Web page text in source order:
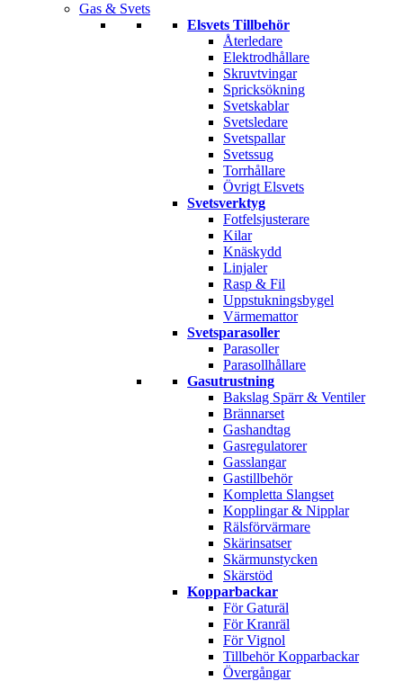
Gas & Svets
Elsvets Tillbehör
Återledare
Elektrodhållare
Skruvtvingar
Spricksökning
Svetskablar
Svetsledare
Svetspallar
Svetssug
Torrhållare
Övrigt Elsvets
Svetsverktyg
Fotfelsjusterare
Kilar
Knäskydd
Linjaler
Rasp & Fil
Uppstukningsbygel
Värmemattor
Svetsparasoller
Parasoller
Parasollhållare
Gasutrustning
Bakslag Spärr & Ventiler
Brännarset
Gashandtag
Gasregulatorer
Gasslangar
Gastillbehör
Kompletta Slangset
Kopplingar & Nipplar
Rälsförvärmare
Skärinsatser
Skärmunstycken
Skärstöd
Kopparbackar
För Gaturäl
För Kranräl
För Vignol
Tillbehör Kopparbackar
Övergångar